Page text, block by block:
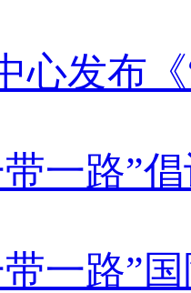
心发布
带一路”
一路”